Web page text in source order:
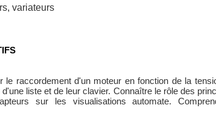
variateurs
le raccordement d'un moteur en fonction de la
liste et de leur clavier. Connaître le rôle des
sur les visualisations automate.